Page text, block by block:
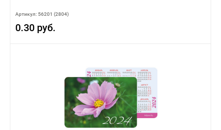
Артикул: 56201 (2804)
0.30 руб.